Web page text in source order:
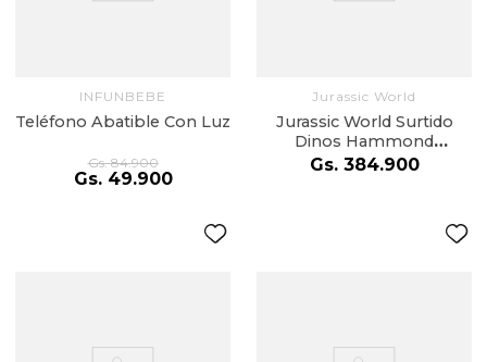
INFUNBEBE
Teléfono Abatible Con Luz
Gs. 84.900
Gs. 49.900
Jurassic World
Jurassic World Surtido
Dinos Hammond
Collection
Gs. 384.900